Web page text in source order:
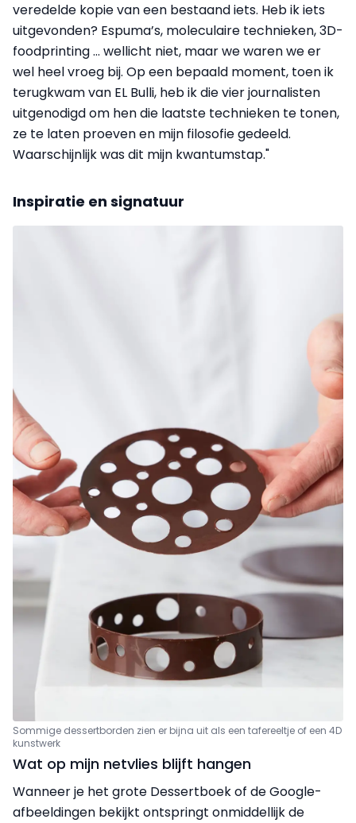
veredelde kopie van een bestaand iets. Heb ik iets
uitgevonden? Espuma’s, moleculaire technieken, 3D-
foodprinting … wellicht niet, maar we waren we er
wel heel vroeg bij. Op een bepaald moment, toen ik
terugkwam van EL Bulli, heb ik die vier journalisten
uitgenodigd om hen die laatste technieken te tonen,
ze te laten proeven en mijn filosofie gedeeld.
Waarschijnlijk was dit mijn kwantumstap."
Inspiratie en signatuur
Sommige dessertborden zien er bijna uit als een tafereeltje of een 4D
kunstwerk
Wat op mijn netvlies blijft hangen
Wanneer je het grote Dessertboek of de Google-
afbeeldingen bekijkt ontspringt onmiddellijk de